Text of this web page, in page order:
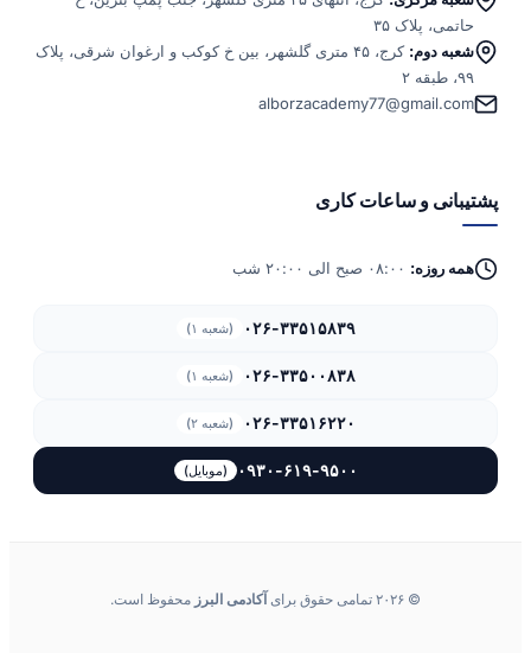
حاتمی، پلاک ۳۵
شعبه دوم:
کرج، ۴۵ متری گلشهر، بین خ کوکب و ارغوان شرقی، پلاک
۹۹، طبقه ۲
alborzacademy77@gmail.com
پشتیبانی و ساعات کاری
همه روزه:
۰۲۶-۳۳۵۱۵۸۳۹ (شعبه ۱)
۰۲۶-۳۳۵۰۰۸۳۸ (شعبه ۱)
۰۲۶-۳۳۵۱۶۲۲۰ (شعبه ۲)
۰۹۳۰-۶۱۹-۹۵۰۰ (موبایل)
© ۲۰۲۶ تمامی حقوق برای آکادمی البرز محفوظ است.